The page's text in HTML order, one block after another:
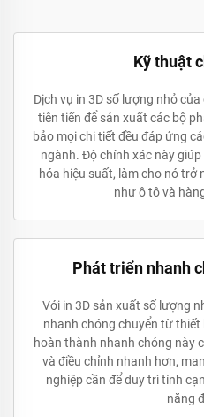
Kỹ thuật
Dịch vụ in 3D số lượng nhỏ
tiên tiến để sản xuất các bộ
bảo mọi chi tiết đều đáp ứng
ngành. Độ chính xác này
hóa hiệu suất, làm cho nó trở
như ô tô và
Phát triển nhanh
Với in 3D sản xuất số lượng
nhanh chóng chuyển từ thiết
hoàn thành nhanh chóng này
và điều chỉnh nhanh hơn,
nghiệp cần để duy trì tính
năng